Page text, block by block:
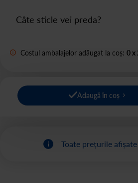
Câte sticle vei preda?
Costul ambalajelor adăugat la coș: 0x
Adaugă în coș
Toate prețurile